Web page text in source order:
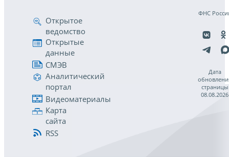
Открытое
ведомство
Открытые
данные
СМЭВ
Аналитический
портал
Видеоматериалы
Карта
сайта
RSS
ФНС
Дата
страницы
08.08.2026